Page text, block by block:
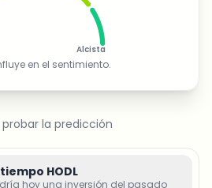
Alcista
en el sentimiento.
la predicción
HODL
hoy una inversión del pasado